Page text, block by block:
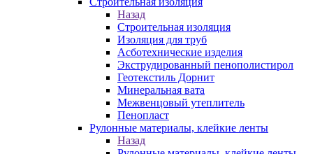
Назад
Строительная изоляция
Изоляция для труб
Асботехнические изделия
Экструдированный пенополистирол
Геотекстиль Дорнит
Минеральная вата
Межвенцовый утеплитель
Пенопласт
Рулонные материалы, клейкие ленты
Назад